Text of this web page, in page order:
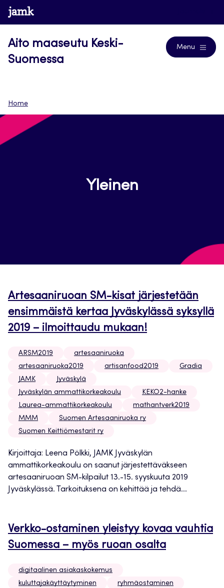
Siirry
suoraan
www.jamk.fi
Aito maaseutu Keski-
Suomessa
Menu
Home
Yleinen
Artesaaniruoan SM-kisat järjestetään
ensimmäistä kertaa Jyväskylässä syksyllä
2019 – ilmoittaudu mukaan!
ARSM2019
artesaaniruoka
artesaaniruoka2019
artisanfood2019
Gradia
JAMK
Jyväskylä
Jyväskylän ammattikorkeakoulu
KEKO2-hanke
Laurea-ammattikorkeakoulu
mathantverk2019
MMM
Suomen Artesaaniruoka ry
Suomen Keittiömestarit ry
Kirjoittaja: Leena Pölkki, JAMK Jyväskylän
ammattikorkeakoulu on saanut järjestettäväkseen
artesaaniruoan SM-kilpailut 13.-15. syyskuuta 2019
Jyväskylässä. Tarkoituksena on kehittää ja tehdä...
Verkko-ostaminen yleistyy kovaa vauhtia
Suomessa – myös ruoan osalta
digitaalinen asiakaskokemus
kuluttajakäyttäytyminen
ryhmäostaminen